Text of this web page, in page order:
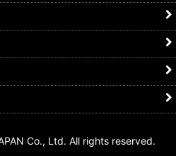
Co., Ltd. All rights reserved.